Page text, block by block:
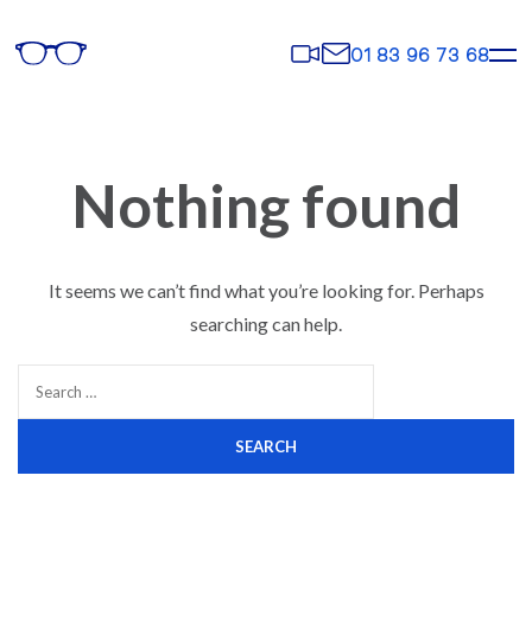
Rendez-
vous
Contact
01 83 96 73 68
Nothing found
It seems we can’t find what you’re looking for. Perhaps
searching can help.